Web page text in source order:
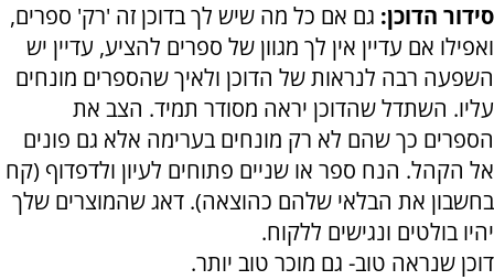
סידור הדוכן: גם אם כל מה שיש לך בדוכן זה 'רק' ספרים,
ואפילו אם עדיין אין לך מגוון של ספרים להציע, עדיין יש
השפעה רבה לנראות של הדוכן ולאיך שהספרים מונחים
עליו. השתדל שהדוכן יראה מסודר תמיד. הצב את
הספרים כך שהם לא רק מונחים בערימה אלא גם פונים
אל הקהל. הנח ספר או שניים פתוחים לעיון ולדפדוף (קח
בחשבון את הבלאי שלהם כהוצאה). דאג שהמוצרים שלך
יהיו בולטים ונגישים ללקוח.
דוכן שנראה טוב- גם מוכר טוב יותר.